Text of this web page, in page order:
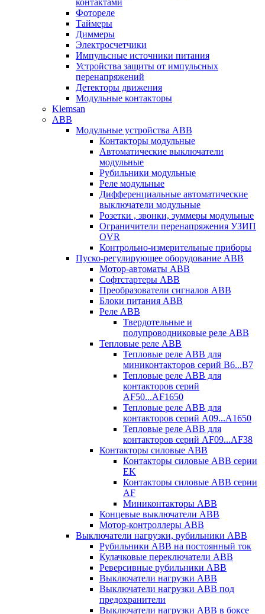
контактами
Фотореле
Таймеры
Диммеры
Электросчетчики
Импульсные источники питания
Устройства защиты от импульсных
перенапряжений
Детекторы движения
Модульные контакторы
Klemsan
ABB
Модульные устройства ABB
Контакторы модульные
Автоматические выключатели
модульные
Рубильники модульные
Реле модульные
Дифференциальные автоматические
выключатели модульные
Розетки , звонки, зуммеры модульные
Ограничители перенапряжения УЗИП
OVR
Контрольно-измерительные приборы
Пуско-регулирующее оборудование ABB
Мотор-автоматы ABB
Софтстартеры ABB
Преобразователи сигналов ABB
Блоки питания ABB
Реле ABB
Твердотельные и
полупроводниковые реле ABB
Тепловые реле ABB
Тепловые реле ABB для
миниконтакторов серий B6...B7
Тепловые реле ABB для
контакторов серий
AF50...AF1650
Тепловые реле ABB для
контакторов серий A09...A1650
Тепловые реле ABB для
контакторов серий AF09...AF38
Контакторы силовые ABB
Контакторы силовые ABB серии
EK
Контакторы силовые ABB серии
AF
Миниконтакторы ABB
Концевые выключатели ABB
Мотор-контроллеры ABB
Выключатели нагрузки, рубильники ABB
Рубильники ABB на постоянный ток
Кулачковые переключатели ABB
Реверсивные рубильники ABB
Выключатели нагрузки ABB
Выключатели нагрузки ABB под
предохранители
Выключатели нагрузки ABB в боксе